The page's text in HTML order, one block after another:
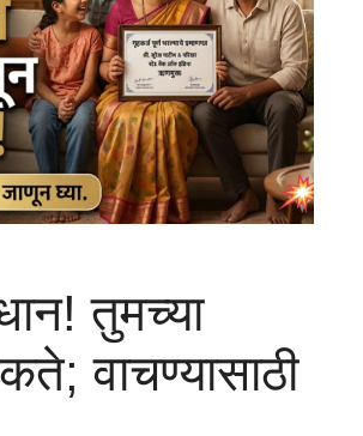
तुमच्या
वाचण्यासाठी